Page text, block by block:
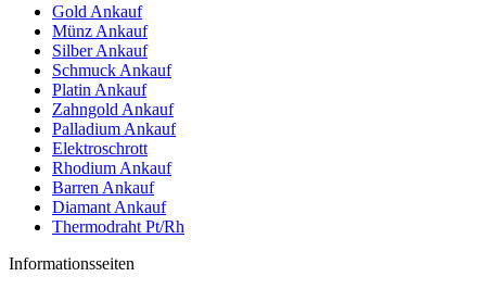
Gold Ankauf
Münz Ankauf
Silber Ankauf
Schmuck Ankauf
Platin Ankauf
Zahngold Ankauf
Palladium Ankauf
Elektroschrott
Rhodium Ankauf
Barren Ankauf
Diamant Ankauf
Thermodraht Pt/Rh
Informationsseiten